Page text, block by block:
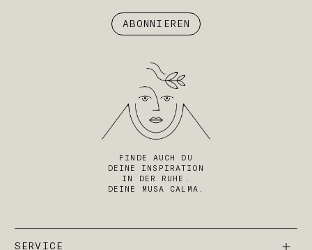
ABONNIEREN
FINDE AUCH DU
DEINE INSPIRATION
IN DER RUHE.
DEINE MUSA CALMA.
SERVICE